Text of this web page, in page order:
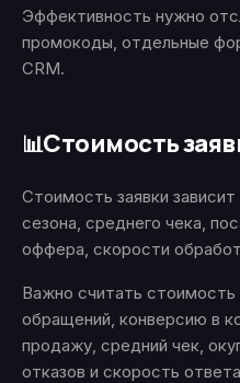
Эффективность нужно
промокоды, отдельные
CRM.
📊Стоимость
Стоимость заявки
сезона, среднего чека,
оффера, скорости
Важно считать
обращений, конверсию в
продажу, средний чек,
отказов и скорость